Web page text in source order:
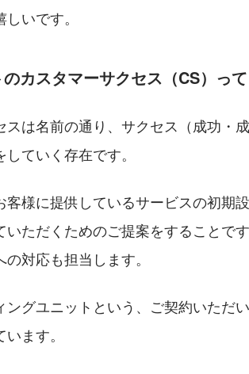
いです。
のカスタマーサクセス（CS）っ
スは名前の通り、サクセス（成功・
ていく存在です。
客様に提供しているサービスの初期
いただくためのご提案をすることで
対応も担当します。
ングユニットという、ご契約いただ
ます。